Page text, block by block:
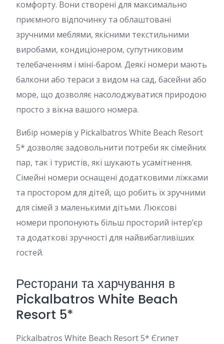
комфорту. Вони створені для максимально
приємного відпочинку та облаштовані
зручними меблями, якісними текстильними
виробами, кондиціонером, супутниковим
телебаченням і міні-баром. Деякі номери мають
балкони або тераси з видом на сад, басейни або
море, що дозволяє насолоджуватися природою
просто з вікна вашого номера.
Вибір номерів у Pickalbatros White Beach Resort
5* дозволяє задовольнити потреби як сімейних
пар, так і туристів, які шукають усамітнення.
Сімейні номери оснащені додатковими ліжками
та простором для дітей, що робить їх зручними
для сімей з маленькими дітьми. Люксові
номери пропонують більш просторий інтер’єр
та додаткові зручності для найвибагливіших
гостей.
Ресторани та харчування в
Pickalbatros White Beach
Resort 5*
Pickalbatros White Beach Resort 5* Єгипет